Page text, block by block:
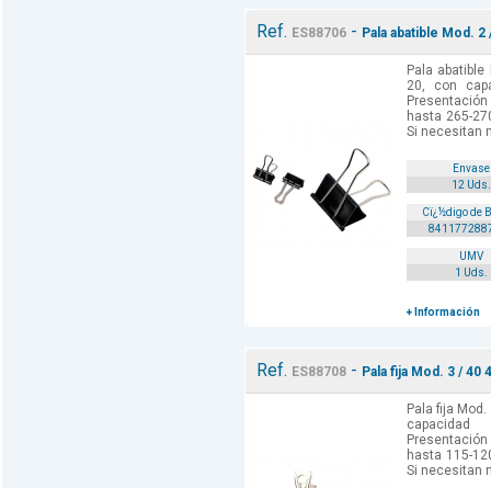
Ref. ES88706- Pala abatible Mod.
Pala
20, con
hasta 265-
Si necesitan
Envase
12 Uds.
Cï¿½digo de
UMV
1 Uds.
+ Información
Ref. ES88708- Pala fija Mod. 3 / 40
Pala fija
hasta 115-
Si necesitan